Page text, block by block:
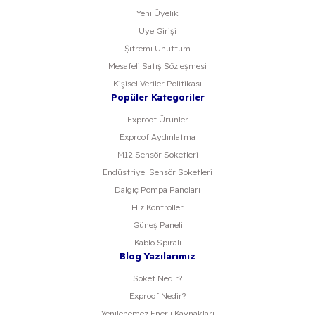
Yeni Üyelik
Üye Girişi
Şifremi Unuttum
Mesafeli Satış Sözleşmesi
Kişisel Veriler Politikası
Popüler Kategoriler
Exproof Ürünler
Exproof Aydınlatma
M12 Sensör Soketleri
Endüstriyel Sensör Soketleri
Dalgıç Pompa Panoları
Hız Kontroller
Güneş Paneli
Kablo Spirali
Blog Yazılarımız
Soket Nedir?
Exproof Nedir?